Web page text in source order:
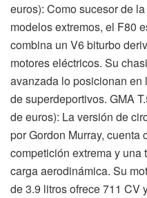
euros): Como sucesor de
modelos extremos, el F80
combina un V6 biturbo
motores eléctricos. Su
avanzada lo posicionan
de superdeportivos. GMA
de euros): La versión de
por Gordon Murray,
competición extrema y una
carga aerodinámica. Su
de 3.9 litros ofrece 711 CV